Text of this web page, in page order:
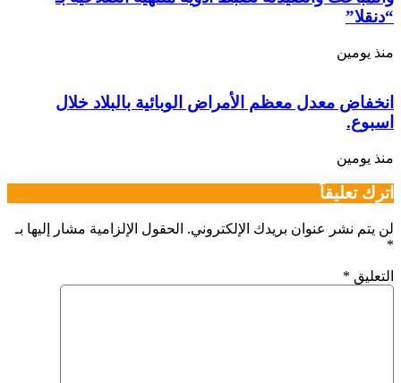
“دنقلا”
منذ يومين
انخفاض معدل معظم الأمراض الوبائية بالبلاد خلال
اسبوع.
منذ يومين
اترك تعليقاً
لن يتم نشر عنوان بريدك الإلكتروني. الحقول الإلزامية مشار إليها بـ
*
التعليق *